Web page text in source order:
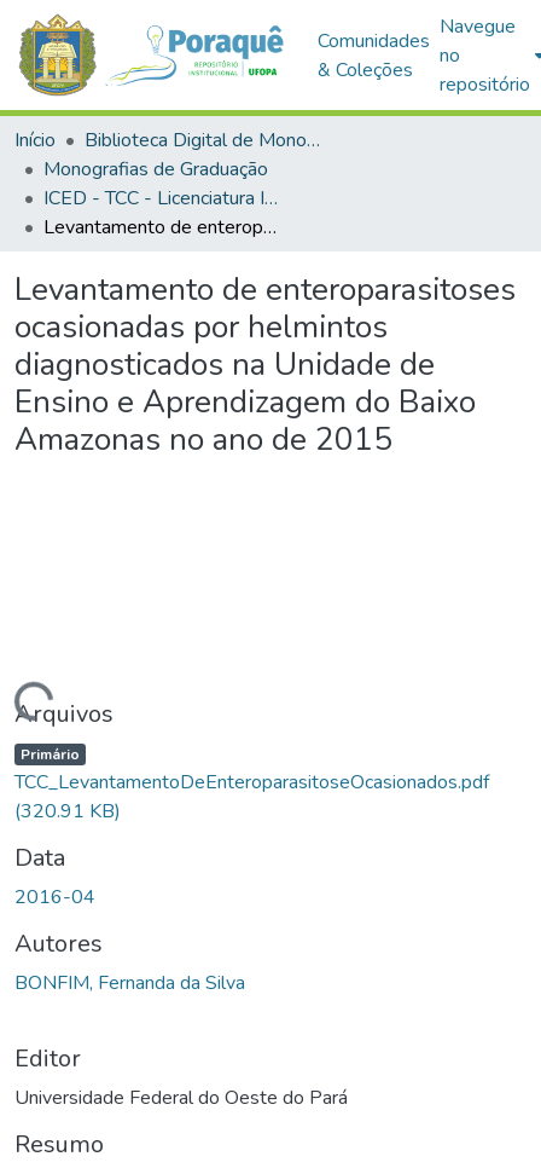
Comunidades
& Coleções
Navegue
no
repositório
Início
Biblioteca Digital de Monografias (BDM)
Monografias de Graduação
ICED - TCC - Licenciatura Integrada - Biologia e Química
Levantamento de enteroparasitoses ocasionadas por helmintos diagnosticados na Unidade de Ensino e Aprendizagem do Baixo Amazonas no ano de 2015
Levantamento de enteroparasitoses
ocasionadas por helmintos
diagnosticados na Unidade de
Ensino e Aprendizagem do Baixo
Amazonas no ano de 2015
Arquivos
Primário
TCC_LevantamentoDeEnteroparasitoseOcasionados.pdf
(320.91 KB)
Data
2016-04
Autores
BONFIM, Fernanda da Silva
Editor
Universidade Federal do Oeste do Pará
Resumo